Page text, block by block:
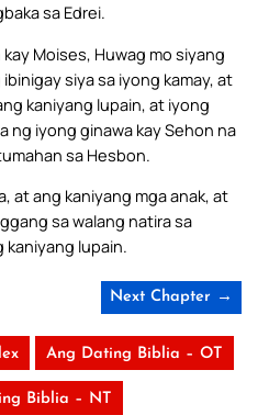
sa Edrei.
Moises, Huwag mo siyang
siya sa iyong kamay, at
kaniyang lupain, at iyong
ng iyong ginawa kay Sehon na
sa Hesbon.
at ang kaniyang mga anak, at
sa walang natira sa
kaniyang lupain.
Next Chapter →
Ang Dating Biblia – OT
Biblia – NT